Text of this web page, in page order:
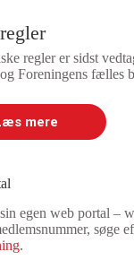
regler er sidst
Foreningens fælles
mere
egen web portal –
søge
.